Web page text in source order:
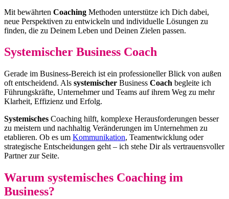
Mit bewährten Coaching Methoden unterstütze ich Dich dabei,
neue Perspektiven zu entwickeln und individuelle Lösungen zu
finden, die zu Deinem Leben und Deinen Zielen passen.
Systemischer Business Coach
Gerade im Business-Bereich ist ein professioneller Blick von außen
oft entscheidend. Als systemischer Business Coach begleite ich
Führungskräfte, Unternehmer und Teams auf ihrem Weg zu mehr
Klarheit, Effizienz und Erfolg.
Systemisches Coaching hilft, komplexe Herausforderungen besser
zu meistern und nachhaltig Veränderungen im Unternehmen zu
etablieren. Ob es um Kommunikation, Teamentwicklung oder
strategische Entscheidungen geht – ich stehe Dir als vertrauensvoller
Partner zur Seite.
Warum systemisches Coaching im
Business?